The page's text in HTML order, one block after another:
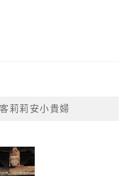
莉莉安小貴婦